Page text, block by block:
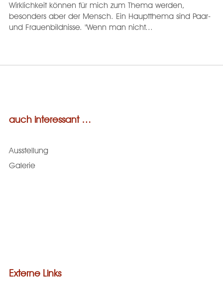
Wirklichkeit können für mich zum Thema werden,
besonders aber der Mensch. Ein Hauptthema sind Paar-
und Frauenbildnisse. "Wenn man nicht...
auch interessant …
Ausstellung
Galerie
Externe Links